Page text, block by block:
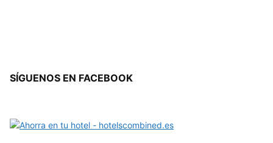
SÍGUENOS EN FACEBOOK